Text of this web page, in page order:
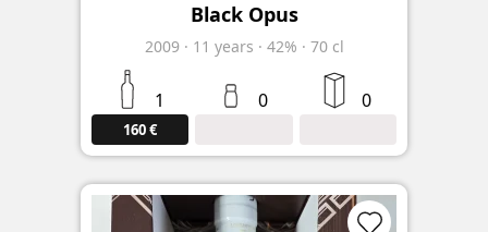
Black Opus
2009 · 11 years · 42% · 70 cl
1
160 €
0 0